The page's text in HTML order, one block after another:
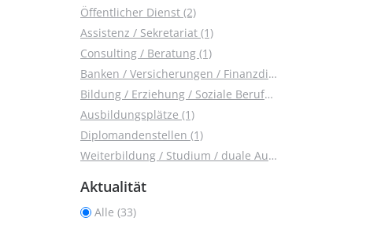
Öffentlicher Dienst (2)
Assistenz / Sekretariat (1)
Consulting / Beratung (1)
Banken / Versicherungen / Finanzdienstleister (1)
Bildung / Erziehung / Soziale Berufe (1)
Ausbildungsplätze (1)
Diplomandenstellen (1)
Weiterbildung / Studium / duale Ausbildung (1)
Aktualität
Alle (33)